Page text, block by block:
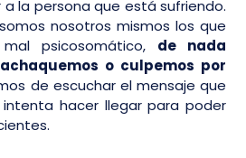
la persona que está sufriendo.
nosotros mismos los que
psicosomático, de nada
o culpemos por
de escuchar el mensaje que
hacer llegar para poder